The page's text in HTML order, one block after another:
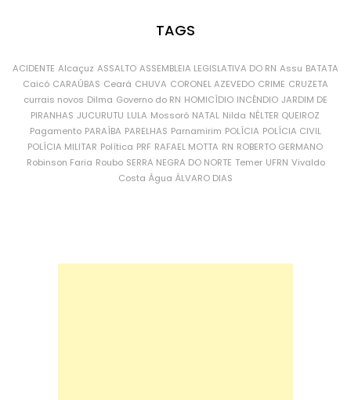
TAGS
ACIDENTE Alcaçuz ASSALTO ASSEMBLEIA LEGISLATIVA DO RN Assu BATATA
Caicó CARAÚBAS Ceará CHUVA CORONEL AZEVEDO CRIME CRUZETA
currais novos Dilma Governo do RN HOMICÍDIO INCÊNDIO JARDIM DE
PIRANHAS JUCURUTU LULA Mossoró NATAL Nilda NÉLTER QUEIROZ
Pagamento PARAÍBA PARELHAS Parnamirim POLÍCIA POLÍCIA CIVIL
POLÍCIA MILITAR Política PRF RAFAEL MOTTA RN ROBERTO GERMANO
Robinson Faria Roubo SERRA NEGRA DO NORTE Temer UFRN Vivaldo
Costa Água ÁLVARO DIAS